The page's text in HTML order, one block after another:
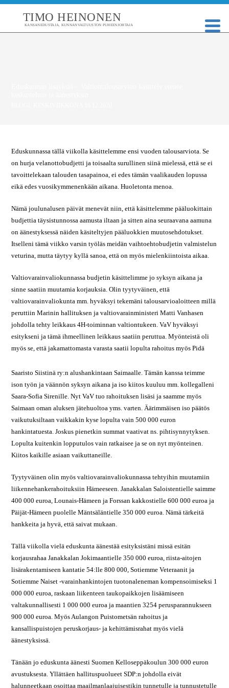
TIMO HEINONEN
KANSANEDUSTAJA, KUNNANVALTUUSTON PUHEENJOHTAJA
Eduskunnassa tällä viikolla käsittelemme ensi vuoden talousarviota. Se
on hurja velanottobudjetti ja toisaalta surullinen siinä mielessä, että se ei
tavoittelekaan talouden tasapainoa, ei edes tämän vaalikauden lopussa
eikä edes vuosikymmenenkään aikana. Huoletonta menoa.
Nämä joulunalusen päivät menevät niin, että käsittelemme pääluokittain
budjettia täysistunnossa aamusta iltaan ja sitten aina seuraavana aamuna
on äänestyksessä näiden käsiteltyjen pääluokkien muutosehdotukset.
Itselleni tämä viikko varsin työläs meidän vaihtoehtobudjetin valmistelun
veturina, mutta täytyy kyllä sanoa, että on myös mielenkiintoista aikaa.
Valtiovarainvaliokunnassa budjetin käsittelimme jo syksyn aikana ja
sinne saatiin muutamia korjauksia. Olin tyytyväinen, että
valtiovarainvaliokunta mm. hyväksyi tekemäni talousarvioaloitteen millä
peruttiin Marinin hallituksen ja valtiovarainministeri Matti Vanhasen
johdolla tehty leikkaus 4H-toiminnan valtiontukeen. VaV hyväksyi
esitykseni ja tämä ihmeellinen leikkaus saatiin peruttua. Myönteistä oli
myös se, että jakamattomasta varasta saatii lopulta rahoitus myösPidä
Saaristo Siistinä ry:n alushankintaan Saimaalle. Tämän kanssa teimme
ison työn ja väännön syksyn aikana ja iso kiitos kuuluu mm. kollegalleni
Saara-Sofia Sirenille. Nyt VaV tuo rahoituksen lisäsi ja saamme myös
Saimaan oman aluksen jätehuoltoa yms. varten. Äärimmäisen iso päätös
vaikutuksiltaan vaikkakin kyse lopulta vain 500 000 euron
hankintatuesta. Joskus pienetkin summat vaativat ns. pihtisynnytyksen.
Lopulta kuitenkin lopputulos vain ratkaisee ja se on nyt myönteinen.
Kiitos kaikille asiaan vaikuttaneille.
Tyytyväinen olin myös valtiovarainvaliokunnassa tehtyihin muutamiin
liikennehankerahoituksiin Hämeeseen. Janakkalan Saloistentielle saimme
400 000 euroa, Lounais-Hämeen ja Forssan kakkostielle 600 000 euroa ja
Päijät-Hämeen puolelle Mäntsäläntielle 350 000 euroa. Nämä tärkeitä
hankkeita ja hyvä, että saivat mukaan.
Tällä viikolla vielä eduskunta äänestää esityksistäni missä esitän
korjausrahaa Janakkalan Jokimaantielle 350 000 euroa, riista-aitojen
lisärakentamiseen kantatie 54:lle 800 000, Sotiemme Veteraanit ja
Sotiemme Naiset -varainhankintojen tuotonaleneman kompensoimiseksi 1
000 000 euroa, raskaan liikenteen taukopaikkojen lisäämiseen
valtakunnallisesti 1 000 000 euroa ja maantien 3254 perusparannukseen
900 000 euroa. Myös Aulangon Puistometsän rahoitus ja
kansallispuistojen peruskorjaus- ja kehittämisrahat myös vielä
äänestyksissä.
Tänään jo eduskunta äänesti Suomen Kelloseppäkoulun 300 000 euron
avustuksesta. Yllättäen hallituspuolueet SDP:n johdolla eivät
halunneetkaan osoittaa maailmanlaajuisestikin tunnetulle ja tunnustetulle